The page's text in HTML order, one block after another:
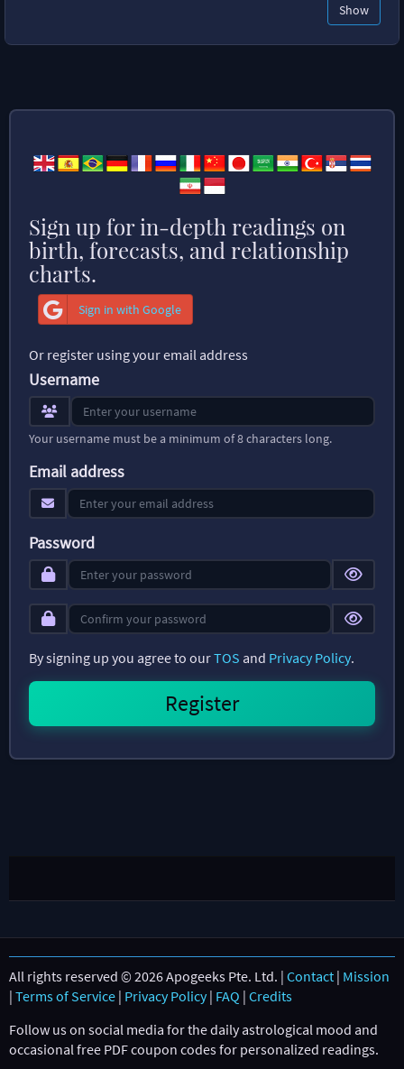
Show
Sign up for in-depth readings on
birth, forecasts, and relationship
charts.
Sign in with Google
Or register using your email address
Username
Your username must be a minimum of 8 characters long.
Email address
Password
By signing up you agree to ourTOS and Privacy Policy.
All rights reserved © 2026 Apogeeks Pte. Ltd. | Contact | Mission
| Terms of Service | Privacy Policy| FAQ | Credits
Follow us on social media for the daily astrological mood and
occasional free PDF coupon codes for personalized readings.